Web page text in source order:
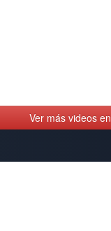
Ver más videos en